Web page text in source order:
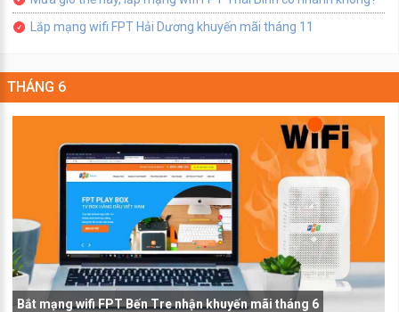
Lắp mạng wifi FPT Hải Dương khuyến mãi tháng 11
THÁNG 6
Bắt mạng wifi FPT Bến Tre nhận khuyến mãi tháng 6